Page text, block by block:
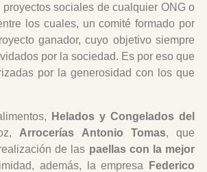
sociales de cualquier ONG o
los cuales, un comité formado por
ganador, cuyo objetivo siempre
por la sociedad. Es por eso que
por la generosidad con los que
Helados y Congelados del
Arrocerías Antonio Tomas, que
de las paellas con la mejor
además, la empresa
Federico